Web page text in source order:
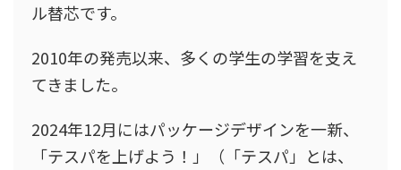
ル替芯です。
2010年の発売以来、多くの学生の学習を支え
てきました。
2024年12月にはパッケージデザインを一新、
「テスパを上げよう！」（「テスパ」とは、